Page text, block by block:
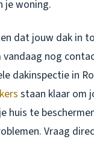
je woning.
dat jouw dak in
vandaag nog
dakinspectie in
staan klaar om
huis te
Vraag